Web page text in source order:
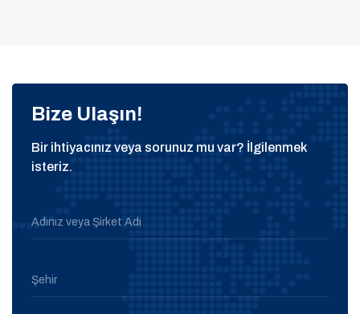
Bize Ulaşın!
Bir ihtiyacınız veya sorunuz mu var? İlgilenmek
isteriz.
Adınız veya Şirket Adı
Şehir